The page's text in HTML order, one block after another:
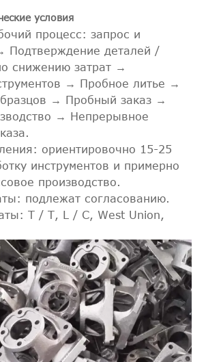
условия
процесс: запрос и
Подтверждение деталей /
снижению затрат →
→ Пробное литье →
→ Пробный заказ →
→ Непрерывное
ориентировочно 15-25
инструментов и примерно
производство.
подлежат согласованию.
T / T, L / C, West Union,